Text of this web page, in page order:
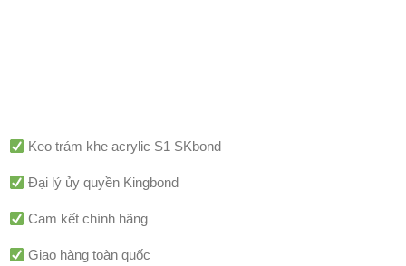
Keo trám khe acrylic S1 SKbond
Đại lý ủy quyền Kingbond
Cam kết chính hãng
Giao hàng toàn quốc